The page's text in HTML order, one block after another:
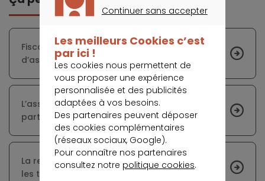
Fiscalité alourdie pour les contrats
d’assurance de prêt à partir de 2019
L’assurance emprunteur va coûter plus cher à
partir de 2019
La rentabilité des banques est menacée par
les taux immobiliers très faibles actuels
Continuer sans accepter
Les meilleurs Cookies c’est
par ici !
Les cookies nous permettent de
vous proposer une expérience
personnalisée et des publicités
adaptées à vos besoins.
Des partenaires peuvent déposer
des cookies complémentaires
(réseaux sociaux, Google).
Pour connaître nos partenaires
consultez notre politique cookies.